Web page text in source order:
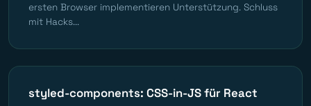
ersten Browser implementieren Unterstützung. Schluss
mit Hacks...
styled-components: CSS-in-JS für React